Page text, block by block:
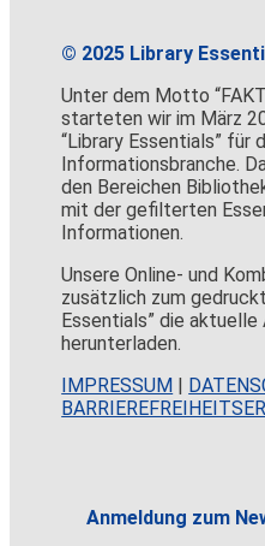
© 2025 Library
Unter dem Motto
starteten wir im März
“Library Essentials” für
Informationsbranche.
den Bereichen
mit der gefilterten
Informationen.
Unsere Online- und
zusätzlich zum
Essentials” die
herunterladen.
IMPRESSUM
Anmeldung zum